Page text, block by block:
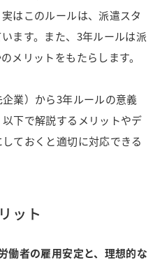
はこのルールは、派遣スタ
ます。また、3年ルールは派
メリットをもたらします。
業）から3年ルールの意義
下で解説するメリットやデ
ておくと適切に対応できる
ット
働者の雇用安定と、理想的な